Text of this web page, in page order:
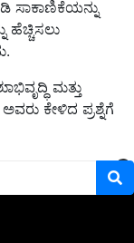
ಸಾಕಾಣಿಕೆಯನ್ನು
ಹೆಚ್ಚಿಸಲು
ಮತ್ತು
ಕೇಳಿದ ಪ್ರಶ್ನೆಗೆ